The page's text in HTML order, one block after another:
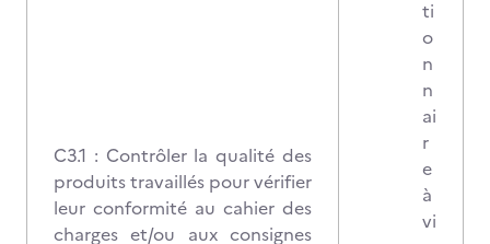
C3.1 : Contrôler la qualité des
produits travaillés pour vérifier
leur conformité au cahier des
charges et/ou aux consignes
ti
o
n
n
ai
r
e
à
vi